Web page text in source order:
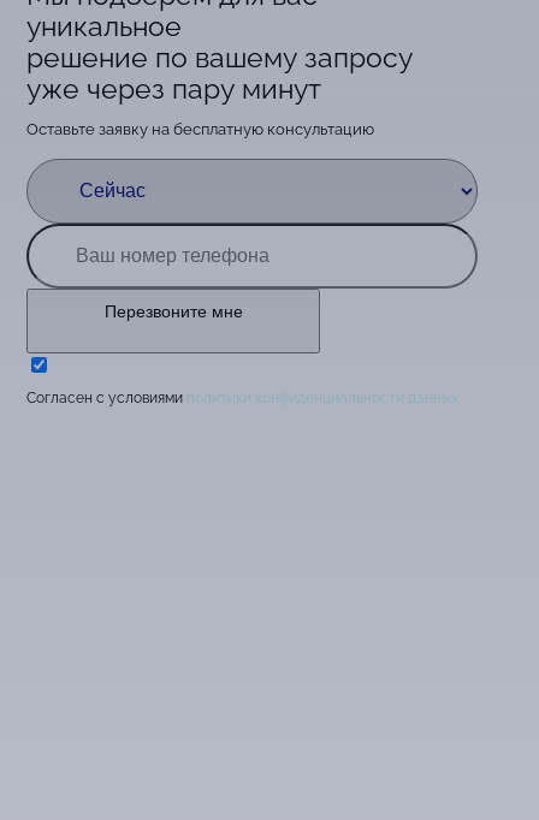
уникальное
решение по вашему запросу
уже через пару минут
Оставьте заявку на бесплатную консультацию
Перезвоните мне
Cогласен с условиями политики конфиденциальности данных